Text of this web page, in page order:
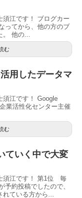
須江です！ ブログカー
ってから、他の方のブ
他の...
む
用したデータマ
須江です！ Google
業活性化センター主催
む
ていく中で大変
須江です！ 第1位 毎
予約投稿でしたので、
ている方から...